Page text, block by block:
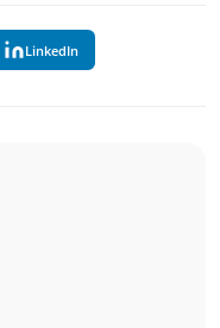
LinkedIn